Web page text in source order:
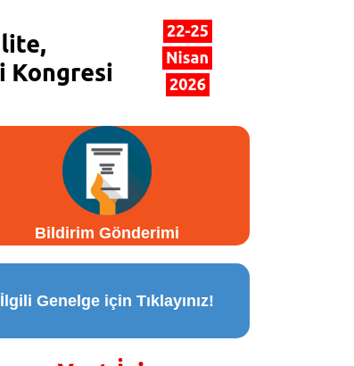
Bildirim Gönderimi
İlgili Genelge için Tıklayınız!